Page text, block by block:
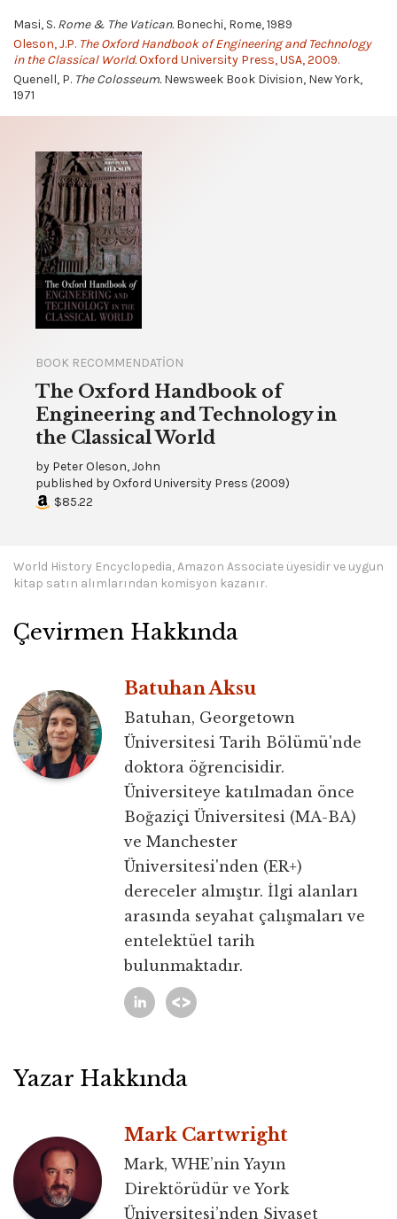
Masi, S. Rome & The Vatican.Bonechi, Rome, 1989
Oleson, J.P. The Oxford Handbook of Engineering and Technology
in the Classical World.Oxford University Press, USA, 2009.
Quenell, P. The Colosseum.Newsweek Book Division, New York,
1971
BOOK RECOMMENDATION
The Oxford Handbook of
Engineering and Technology in
the Classical World
by Peter Oleson, John
published byOxford University Press (2009)
$85.22
World History Encyclopedia, Amazon Associate üyesidir ve uygun
kitap satın alımlarından komisyon kazanır.
Çevirmen Hakkında
Batuhan Aksu
Batuhan, Georgetown
Üniversitesi Tarih Bölümü'nde
doktora öğrencisidir.
Üniversiteye katılmadan önce
Boğaziçi Üniversitesi (MA-BA)
ve Manchester
Üniversitesi'nden (ER+)
dereceler almıştır. İlgi alanları
arasında seyahat çalışmaları ve
entelektüel tarih
bulunmaktadır.
Yazar Hakkında
Mark Cartwright
Mark, WHE’nin Yayın
Direktörüdür ve York
Üniversitesi’nden Siyaset